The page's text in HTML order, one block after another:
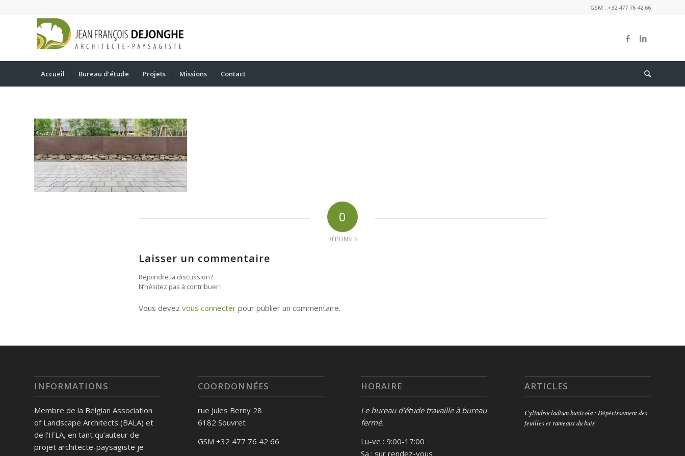
GSM : +32 477 76 42 66
Accueil Bureau d’étude Projets Missions Contact
0
RÉPONSES
Laisser un commentaire
Rejoindre la discussion?
N’hésitez pas à contribuer !
Vous devez vous connecter pour publier un commentaire.
INFORMATIONS
Membre de la Belgian Association
of Landscape Architects (BALA) et
de l’IFLA, en tant qu’auteur de
projet architecte-paysagiste je
COORDONNÉES
rue Jules Berny 28
6182 Souvret
GSM +32 477 76 42 66
HORAIRE
Le bureau d’étude travaille à bureau
fermé.
Lu-ve : 9:00-17:00
Sa : sur rendez-vous
ARTICLES
Cylindrocladium buxicola : Dépérissement des
feuilles et rameaux du buis